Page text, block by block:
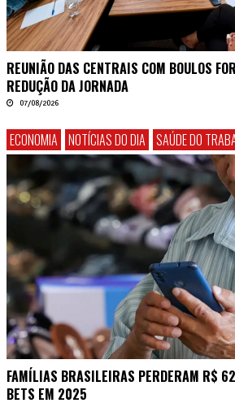
REUNIÃO DAS CENTRAIS COM BOULOS
REDUÇÃO DA JORNADA
07/08/2026
ECONOMIA NOTÍCIAS DO DIA SAÚDE DO
FAMÍLIAS BRASILEIRAS PERDERAM R$
BETS EM 2025